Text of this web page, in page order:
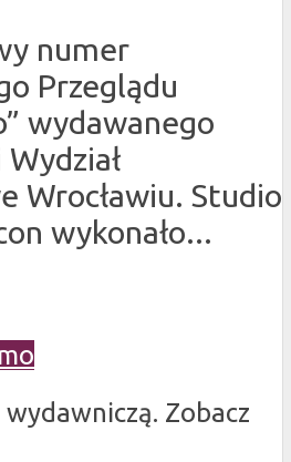
numer
Przeglądu
wydawanego
Wrocławiu. Studio
wykonało...
wydawniczą. Zobacz